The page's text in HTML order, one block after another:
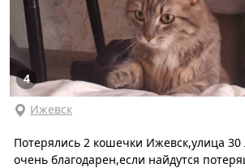
4
Ижевск
Потерялись 2 кошечки Ижевск,улица 30
очень благодарен,если найдутся